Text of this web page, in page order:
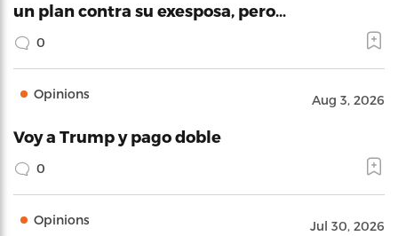
un plan contra su exesposa, pero…
0
Opinions Aug 3, 2026
Voy a Trump y pago doble
0
Opinions Jul 30, 2026